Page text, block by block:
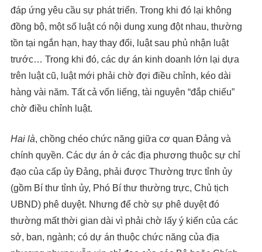
đáp ứng yêu cầu sự phát triển. Trong khi đó lại không
đồng bộ, một số luật có nội dung xung đột nhau, thường
tồn tại ngắn hạn, hay thay đổi, luật sau phủ nhận luật
trước… Trong khi đó, các dự án kinh doanh lớn lại dựa
trên luật cũ, luật mới phải chờ đợi điều chỉnh, kéo dài
hàng vài năm. Tất cả vốn liếng, tài nguyên “đắp chiếu”
chờ điều chỉnh luật.
Hai là, chồng chéo chức năng giữa cơ quan Đảng và
chính quyền. Các dự án ở các địa phương thuộc sự chỉ
đạo của cấp ủy Đảng, phải được Thường trực tỉnh ủy
(gồm Bí thư tỉnh ủy, Phó Bí thư thường trực, Chủ tịch
UBND) phê duyệt. Nhưng để chờ sự phê duyệt đó
thường mất thời gian dài vì phải chờ lấy ý kiến của các
sở, ban, ngành; có dự án thuộc chức năng của địa